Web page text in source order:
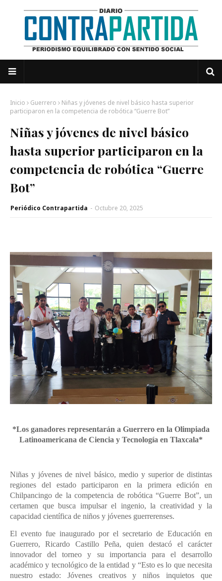
Inicio Guerrero
Niñas y jóvenes de nivel básico hasta superior
participaron en la competencia de robótica “Guerre Bot”
Niñas y jóvenes de nivel básico
hasta superior participaron en la
competencia de robótica “Guerre
Bot”
Periódico Contrapartida - Octubre 20, 2025
*Los ganadores representarán a Guerrero en la Olimpiada
Latinoamericana de Ciencia y Tecnología en Tlaxcala*
Niñas y jóvenes de nivel básico, medio y superior de distintas
regiones del estado participaron en la primera edición en
Chilpancingo de la competencia de robótica “Guerre Bot”, un
certamen que busca impulsar el ingenio, la creatividad y la
capacidad científica de niños y jóvenes guerrerenses.
El evento fue inaugurado por el secretario de Educación en
Guerrero, Ricardo Castillo Peña, quien destacó el carácter
innovador del torneo y su importancia para el desarrollo
académico y tecnológico de la entidad y “Esto es lo que necesita
nuestro estado: Jóvenes creativos y niños inquietos que